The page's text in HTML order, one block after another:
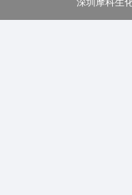
深圳摩科生